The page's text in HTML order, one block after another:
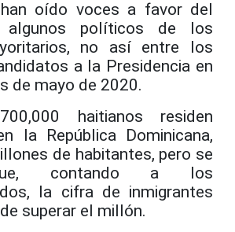
oído voces a favor del
algunos políticos de los
no así entre los
a la Presidencia en
de mayo de 2020.
haitianos residen
la República Dominicana,
de habitantes, pero se
contando a los
la cifra de inmigrantes
superar el millón.